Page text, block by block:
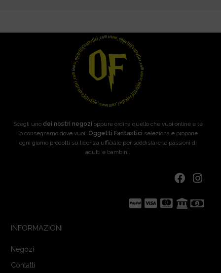
Scegli uno dei nostri negozi oppure ordina quello che vuoi online e te
lo consegnamo dove vuoi: Oggetti Fantastici seleziona e propone
ogni giorno prodotti su licenza ufficiale per soddisfare le passioni di
adulti e bambini.
INFORMAZIONI
Negozi
Contatti